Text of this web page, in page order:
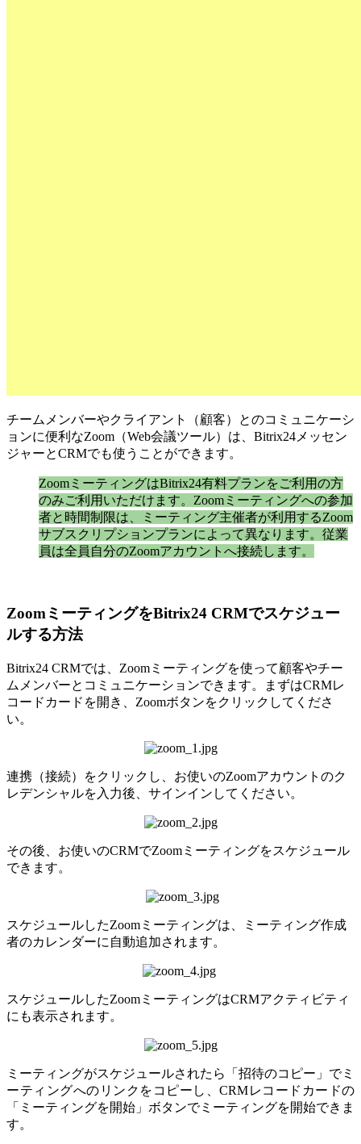
チームメンバーやクライアント（顧客）とのコミュニケーシ
ョンに便利なZoom（Web会議ツール）は、Bitrix24メッセン
ジャーとCRMでも使うことができます。
ZoomミーティングはBitrix24有料プランをご利用の方
のみご利用いただけます。Zoomミーティングへの参加
者と時間制限は、ミーティング主催者が利用するZoom
サブスクリプションプランによって異なります。従業
員は全員自分のZoomアカウントへ接続します。
ZoomミーティングをBitrix24 CRMでスケジュー
ルする方法
Bitrix24 CRMでは、Zoomミーティングを使って顧客やチー
ムメンバーとコミュニケーションできます。まずはCRMレ
コードカードを開き、Zoomボタンをクリックしてくださ
い。
連携（接続）をクリックし、お使いのZoomアカウントのク
レデンシャルを入力後、サインインしてください。
その後、お使いのCRMでZoomミーティングをスケジュール
できます。
スケジュールしたZoomミーティングは、ミーティング作成
者のカレンダーに自動追加されます。
スケジュールしたZoomミーティングはCRMアクティビティ
にも表示されます。
ミーティングがスケジュールされたら「招待のコピー」でミ
ーティングへのリンクをコピーし、CRMレコードカードの
「ミーティングを開始」ボタンでミーティングを開始できま
す。